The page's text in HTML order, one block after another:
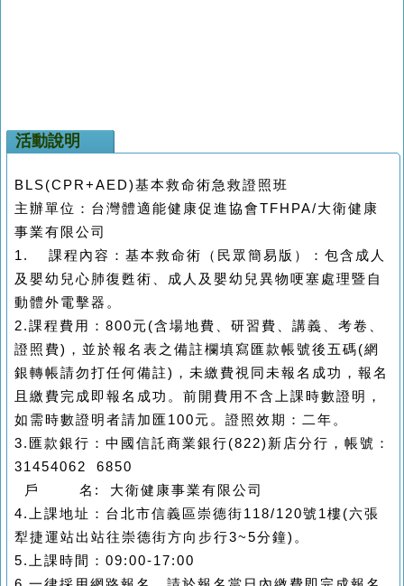
活動說明
BLS(CPR+AED)基本救命術急救證照班
主辦單位：台灣體適能健康促進協會TFHPA/大衛健康
事業有限公司
1. 課程內容：基本救命術（民眾簡易版）：包含成人
及嬰幼兒心肺復甦術、成人及嬰幼兒異物哽塞處理暨自
動體外電擊器。
2.課程費用：800元(含場地費、研習費、講義、考卷、
證照費)，並於報名表之備註欄填寫匯款帳號後五碼(網
銀轉帳請勿打任何備註)，未繳費視同未報名成功，報名
且繳費完成即報名成功。前開費用不含上課時數證明，
如需時數證明者請加匯100元。證照效期：二年。
3.匯款銀行：中國信託商業銀行(822)新店分行，帳號：
31454062 6850
戶 名: 大衛健康事業有限公司
4.上課地址：台北市信義區崇德街118/120號1樓(六張
犁捷運站出站往崇德街方向步行3~5分鐘)。
5.上課時間：09:00-17:00